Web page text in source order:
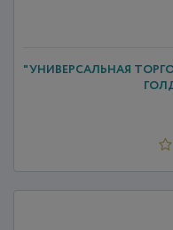
"УНИВЕРСАЛЬНАЯ